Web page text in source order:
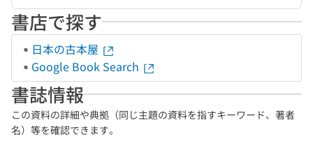
書店で探す
日本の古本屋
Google Book Search
書誌情報
この資料の詳細や典拠（同じ主題の資料を指すキーワード、著者
名）等を確認できます。